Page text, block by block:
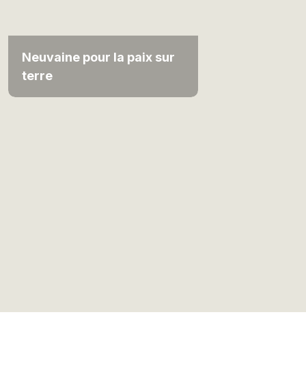
Neuvaine pour la paix sur
terre